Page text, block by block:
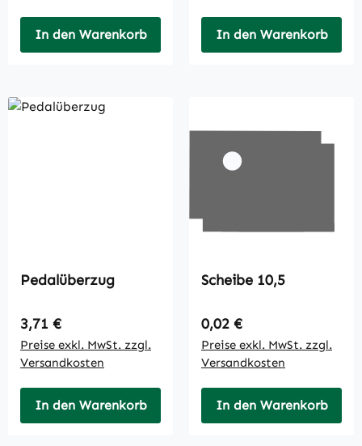
In den Warenkorb In den Warenkorb
Pedalüberzug
Regulärer Preis:
3,71 €
Preise exkl. MwSt. zzgl.
Versandkosten
In den Warenkorb
Scheibe 10,5
Regulärer Preis:
0,02 €
Preise exkl. MwSt. zzgl.
Versandkosten
In den Warenkorb